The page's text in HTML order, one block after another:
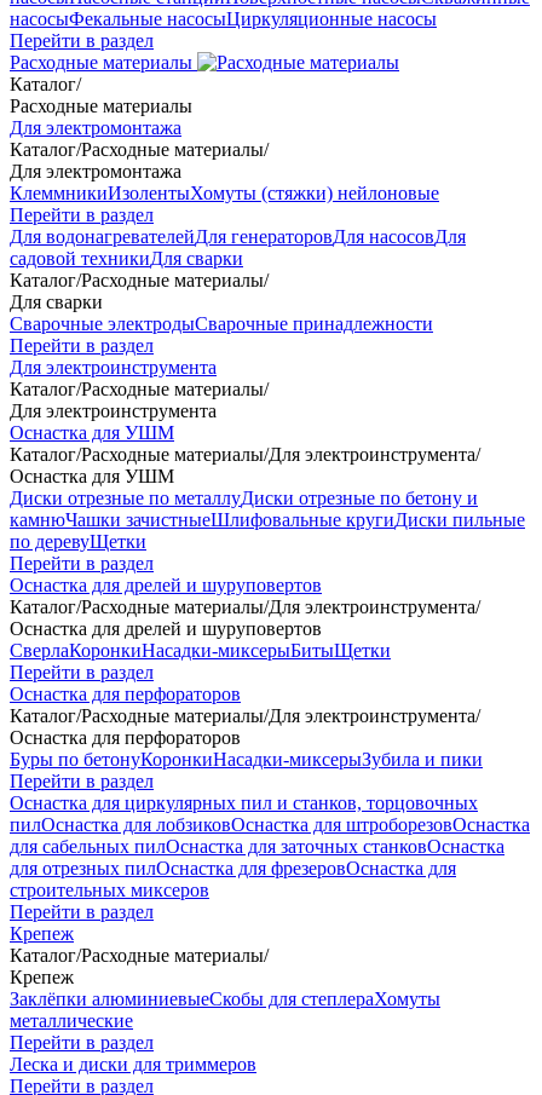
насосыФекальные насосыЦиркуляционные насосы
Перейти в раздел
Расходные материалы
Каталог/
Расходные материалы
Для электромонтажа
Каталог/Расходные материалы/
Для электромонтажа
КлеммникиИзолентыХомуты (стяжки) нейлоновые
Перейти в раздел
Для водонагревателейДля генераторовДля насосовДля
садовой техникиДля сварки
Каталог/Расходные материалы/
Для сварки
Сварочные электродыСварочные принадлежности
Перейти в раздел
Для электроинструмента
Каталог/Расходные материалы/
Для электроинструмента
Оснастка для УШМ
Каталог/Расходные материалы/Для электроинструмента/
Оснастка для УШМ
Диски отрезные по металлуДиски отрезные по бетону и
камнюЧашки зачистныеШлифовальные кругиДиски пильные
по деревуЩетки
Перейти в раздел
Оснастка для дрелей и шуруповертов
Каталог/Расходные материалы/Для электроинструмента/
Оснастка для дрелей и шуруповертов
СверлаКоронкиНасадки-миксерыБитыЩетки
Перейти в раздел
Оснастка для перфораторов
Каталог/Расходные материалы/Для электроинструмента/
Оснастка для перфораторов
Буры по бетонуКоронкиНасадки-миксерыЗубила и пики
Перейти в раздел
Оснастка для циркулярных пил и станков, торцовочных
пилОснастка для лобзиковОснастка для штроборезовОснастка
для сабельных пилОснастка для заточных станковОснастка
для отрезных пилОснастка для фрезеровОснастка для
строительных миксеров
Перейти в раздел
Крепеж
Каталог/Расходные материалы/
Крепеж
Заклёпки алюминиевыеСкобы для степлераХомуты
металлические
Перейти в раздел
Леска и диски для триммеров
Перейти в раздел